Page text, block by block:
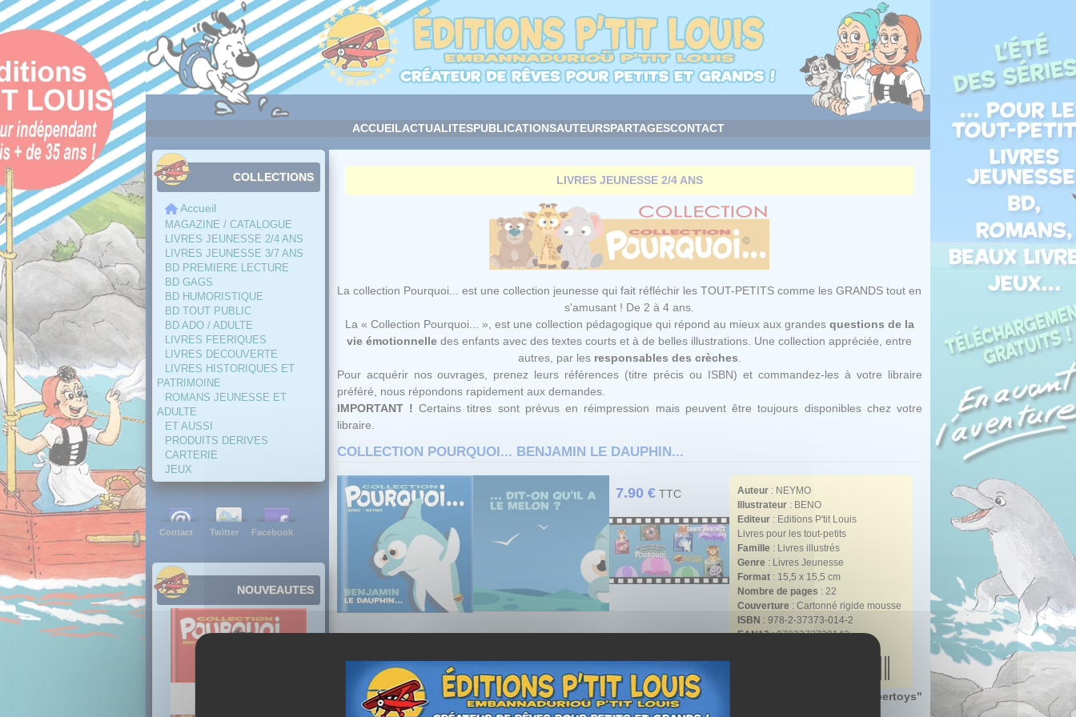
ACCUEILACTUALITESPUBLICATIONSAUTEURSPARTAGESCONTACT
COLLECTIONS
Accueil
MAGAZINE / CATALOGUE
LIVRES JEUNESSE 2/4 ANS
LIVRES JEUNESSE 3/7 ANS
BD PREMIERE LECTURE
BD GAGS
BD HUMORISTIQUE
BD TOUT PUBLIC
BD ADO / ADULTE
LIVRES FEERIQUES
LIVRES DECOUVERTE
LIVRES HISTORIQUES ET
PATRIMOINE
ROMANS JEUNESSE ET
ADULTE
ET AUSSI
PRODUITS DERIVES
CARTERIE
JEUX
Contact Twitter Facebook
NOUVEAUTES
LIVRES JEUNESSE 2/4 ANS
La collection Pourquoi... est une collection jeunesse qui fait réfléchir les TOUT-PETITS comme les GRANDS tout en
s'amusant ! De 2 à 4 ans.
La « Collection Pourquoi... », est une collection pédagogique qui répond au mieux aux grandes questions de la
vie émotionnelle des enfants avec des textes courts et à de belles illustrations. Une collection appréciée, entre
autres, par les responsables des crèches
Pour acquérir nos ouvrages, prenez leurs références (titre précis ou ISBN) et commandez-les à votre libraire
préféré, nous répondons rapidement aux demandes.
IMPORTANT ! Certains titres sont prévus en réimpression mais peuvent être toujours disponibles chez votre
libraire.
COLLECTION POURQUOI... BENJAMIN LE DAUPHIN...
7.90 €TTC Auteur: NEYMO
Illustrateur: BENO
Editeur: Editions P'tit Louis
Livres pour les tout-petits
Famille: Livres illustrés
Genre: Livres Jeunesse
Format: 15,5 x 15,5 cm
Nombre de pages : 22
Couverture: Cartonné rigide mousse
ISBN : 978-2-37373-014-2
EAN13: 9782373730142
IMPORTANTet pour votre plus grand plaisir, il existe dans la même collection un livre " coloriage et papertoys"
et un "jeu de 7 familles".
Panneau de gestion des cookies